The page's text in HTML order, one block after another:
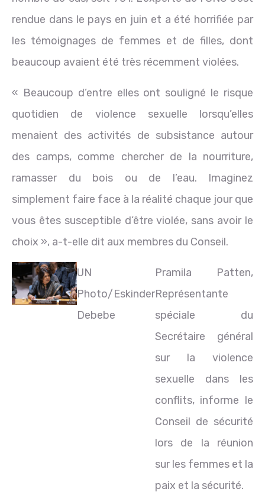
rendue dans le pays en juin et a été horrifiée par
les témoignages de femmes et de filles, dont
beaucoup avaient été très récemment violées.
« Beaucoup d’entre elles ont souligné le risque
quotidien de violence sexuelle lorsqu’elles
menaient des activités de subsistance autour
des camps, comme chercher de la nourriture,
ramasser du bois ou de l’eau. Imaginez
simplement faire face à la réalité chaque jour que
vous êtes susceptible d’être violée, sans avoir le
choix », a-t-elle dit aux membres du Conseil.
UN
Photo/Eskinder
Debebe
Pramila Patten,
Représentante
spéciale du
Secrétaire général
sur la violence
sexuelle dans les
conflits, informe le
Conseil de sécurité
lors de la réunion
sur les femmes et la
paix et la sécurité.